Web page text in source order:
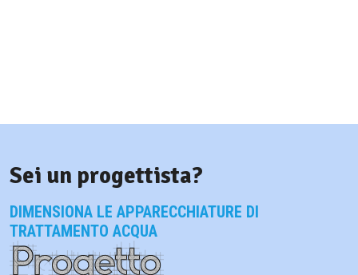
Sei un progettista?
DIMENSIONA LE APPARECCHIATURE DI
TRATTAMENTO ACQUA